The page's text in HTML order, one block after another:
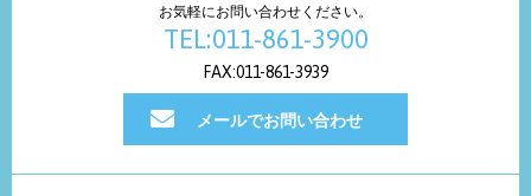
お気軽にお問い合わせください。
TEL:011-861-3900
FAX:011-861-3939
メールでお問い合わせ